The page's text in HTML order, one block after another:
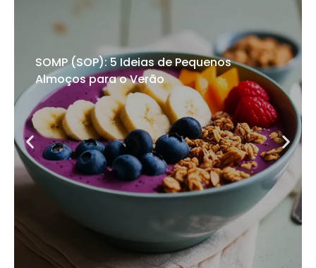
SOMP (SOP): 5 Ideias de Pequenos
Almoços para o Verão